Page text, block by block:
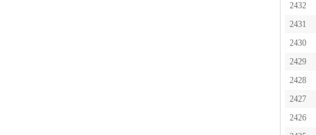
2432
2431
2430
2429
2428
2427
2426